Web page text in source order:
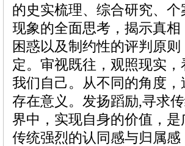
的史实梳理、综合研究、
现象的全面思考，揭示真
困惑以及制约性的评判原
定。审视既往，观照现实
我们自己。从不同的角度
存在意义。发扬蹈励,寻求
界中，实现自身的价值，
传统强烈的认同感与归属